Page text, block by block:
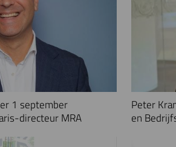
1 september
directeur MRA
Peter
en